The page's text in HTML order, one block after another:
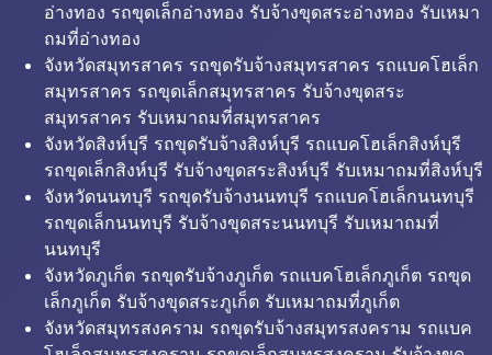
อ่างทอง รถขุดเล็กอ่างทอง รับจ้างขุดสระอ่างทอง รับเหมา
ถมที่อ่างทอง
จังหวัดสมุทรสาคร รถขุดรับจ้างสมุทรสาคร รถแบคโฮเล็ก
สมุทรสาคร รถขุดเล็กสมุทรสาคร รับจ้างขุดสระ
สมุทรสาคร รับเหมาถมที่สมุทรสาคร
จังหวัดสิงห์บุรี รถขุดรับจ้างสิงห์บุรี รถแบคโฮเล็กสิงห์บุรี
รถขุดเล็กสิงห์บุรี รับจ้างขุดสระสิงห์บุรี รับเหมาถมที่สิงห์บุรี
จังหวัดนนทบุรี รถขุดรับจ้างนนทบุรี รถแบคโฮเล็กนนทบุรี
รถขุดเล็กนนทบุรี รับจ้างขุดสระนนทบุรี รับเหมาถมที่
นนทบุรี
จังหวัดภูเก็ต รถขุดรับจ้างภูเก็ต รถแบคโฮเล็กภูเก็ต รถขุด
เล็กภูเก็ต รับจ้างขุดสระภูเก็ต รับเหมาถมที่ภูเก็ต
จังหวัดสมุทรสงคราม รถขุดรับจ้างสมุทรสงคราม รถแบค